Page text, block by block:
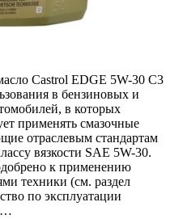
Castrol EDGE 5W-30 C3
в бензиновых и
в которых
применять смазочные
отраслевым стандартам
вязкости SAE 5W-30.
к применению
техники (см. раздел
по эксплуатации
…